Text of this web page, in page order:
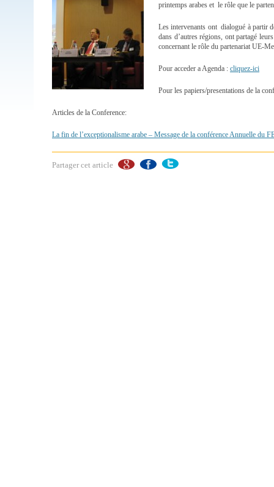
printemps arabes et le rôle que le
Les intervenants ont dialogué à partir
dans d’autres régions, ont partagé
concernant le rôle du partenariat UE-
Pour acceder a Agenda : cliquez-ici
Pour les papiers/presentations de la
Articles de la Conference:
La fin de l’exceptionalisme arabe – Message de la conférence Annuelle du
Partager cet article